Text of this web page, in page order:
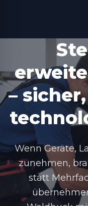
–
Wenn Geräte,
zunehmen,
statt